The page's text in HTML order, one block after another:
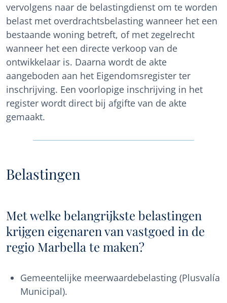
vervolgens naar de belastingdienst om te worden
belast met overdrachtsbelasting wanneer het een
bestaande woning betreft, of met zegelrecht
wanneer het een directe verkoop van de
ontwikkelaar is. Daarna wordt de akte
aangeboden aan het Eigendomsregister ter
inschrijving. Een voorlopige inschrijving in het
register wordt direct bij afgifte van de akte
gemaakt.
Belastingen
Met welke belangrijkste belastingen
krijgen eigenaren van vastgoed in de
regio Marbella te maken?
Gemeentelijke meerwaardebelasting (Plusvalía
Municipal).